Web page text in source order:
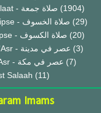
4) Friday Salaat - صلاة جمعة (1904)
5) Lunar Eclipse - صلاة الخسوف (29)
(20)
6) Madinah 'Asr - عصر في مدينة (3)
6) Makkah 'Asr - عصر في مكة (7)
Salaah (11)
Imams